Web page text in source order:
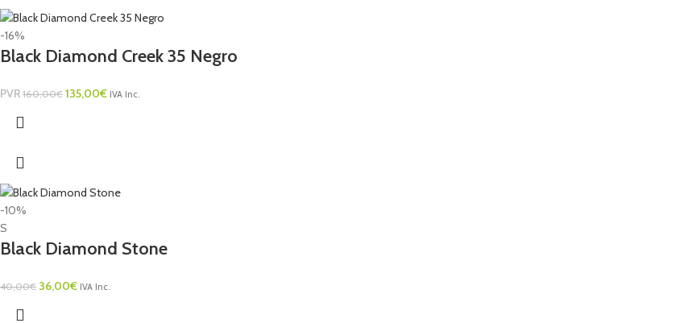
-16%
Black Diamond Creek 35 Negro
PVR 160,00€ 135,00€ IVA Inc.
-10%
S
Black Diamond Stone
40,00€ 36,00€ IVA Inc.